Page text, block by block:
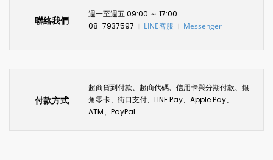
聯絡我們
週一至週五 09:00 ～ 17:00
08-7937597
LINE客服 Messenger
付款方式
超商貨到付款、超商代碼、信用卡與分期付款、銀
角零卡、街口支付、LINE Pay、Apple Pay、
ATM、PayPal